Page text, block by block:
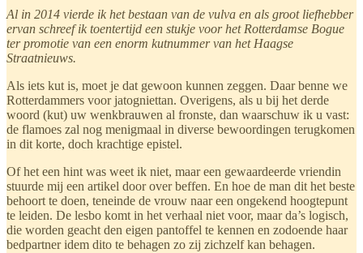
Al in 2014 vierde ik het bestaan van de vulva en als groot liefhebber
ervan schreef ik toentertijd een stukje voor het Rotterdamse Bogue
ter promotie van een enorm kutnummer van het Haagse
Straatnieuws.
Als iets kut is, moet je dat gewoon kunnen zeggen. Daar benne we
Rotterdammers voor jatogniettan. Overigens, als u bij het derde
woord (kut) uw wenkbrauwen al fronste, dan waarschuw ik u vast:
de flamoes zal nog menigmaal in diverse bewoordingen terugkomen
in dit korte, doch krachtige epistel.
Of het een hint was weet ik niet, maar een gewaardeerde vriendin
stuurde mij een artikel door over beffen. En hoe de man dit het beste
behoort te doen, teneinde de vrouw naar een ongekend hoogtepunt
te leiden. De lesbo komt in het verhaal niet voor, maar da’s logisch,
die worden geacht den eigen pantoffel te kennen en zodoende haar
bedpartner idem dito te behagen zo zij zichzelf kan behagen.